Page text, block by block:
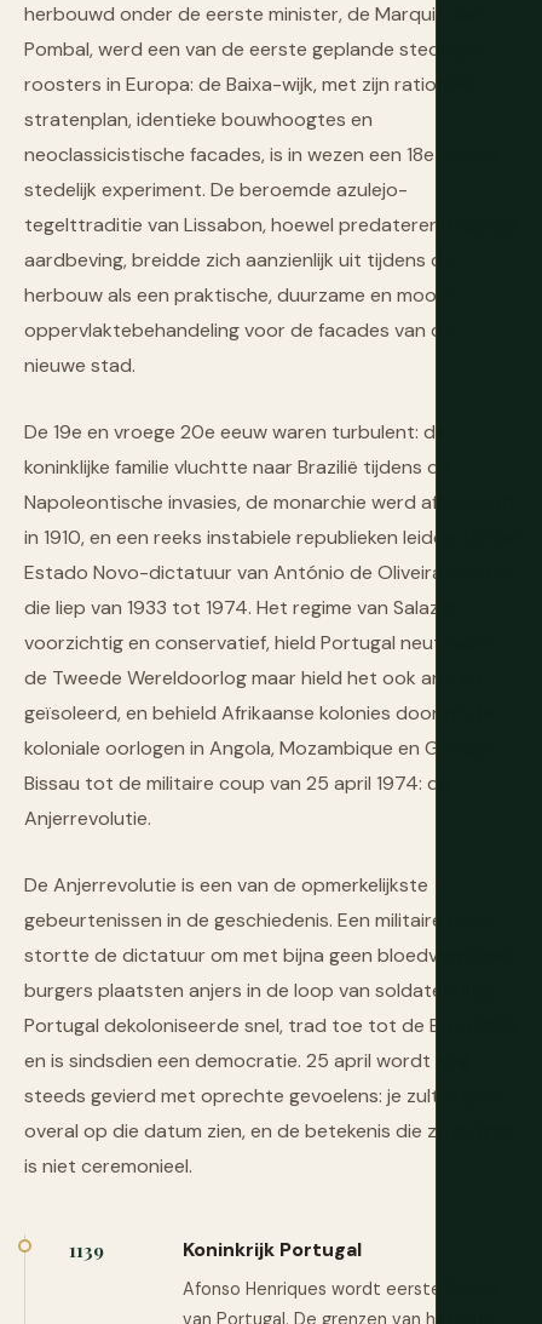
herbouwd onder de eerste minister, de Marquis van
Pombal, werd een van de eerste geplande stedelijke
roosters in Europa: de Baixa-wijk, met zijn rationele
stratenplan, identieke bouwhoogtes en
neoclassicistische facades, is in wezen een 18e-eeuws
stedelijk experiment. De beroemde azulejo-
tegelttraditie van Lissabon, hoewel predaterend aan de
aardbeving, breidde zich aanzienlijk uit tijdens de
herbouw als een praktische, duurzame en mooie
oppervlaktebehandeling voor de facades van de
nieuwe stad.
De 19e en vroege 20e eeuw waren turbulent: de
koninklijke familie vluchtte naar Brazilië tijdens de
Napoleontische invasies, de monarchie werd afgeschaft
in 1910, en een reeks instabiele republieken leidde tot de
Estado Novo-dictatuur van António de Oliveira Salazar,
die liep van 1933 tot 1974. Het regime van Salazar,
voorzichtig en conservatief, hield Portugal neutraal in
de Tweede Wereldoorlog maar hield het ook arm en
geïsoleerd, en behield Afrikaanse kolonies door brute
koloniale oorlogen in Angola, Mozambique en Guinea-
Bissau tot de militaire coup van 25 april 1974: de
Anjerrevolutie.
De Anjerrevolutie is een van de opmerkelijkste
gebeurtenissen in de geschiedenis. Een militaire coup
stortte de dictatuur om met bijna geen bloedvergieten;
burgers plaatsten anjers in de loop van soldatenrifles.
Portugal dekoloniseerde snel, trad toe tot de EU in 1986
en is sindsdien een democratie. 25 april wordt nog
steeds gevierd met oprechte gevoelens: je zult anjers
overal op die datum zien, en de betekenis die ze dragen
is niet ceremonieel.
1139 Koninkrijk Portugal
Afonso Henriques wordt eerste Koning
van Portugal. De grenzen van het land